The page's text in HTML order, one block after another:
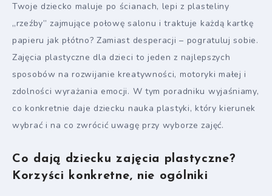
Twoje dziecko maluje po ścianach, lepi z plasteliny
„rzeźby” zajmujące połowę salonu i traktuje każdą kartkę
papieru jak płótno? Zamiast desperacji – pogratuluj sobie.
Zajęcia plastyczne dla dzieci to jeden z najlepszych
sposobów na rozwijanie kreatywności, motoryki małej i
zdolności wyrażania emocji. W tym poradniku wyjaśniamy,
co konkretnie daje dziecku nauka plastyki, który kierunek
wybrać i na co zwrócić uwagę przy wyborze zajęć.
Co dają dziecku zajęcia plastyczne?
Korzyści konkretne, nie ogólniki